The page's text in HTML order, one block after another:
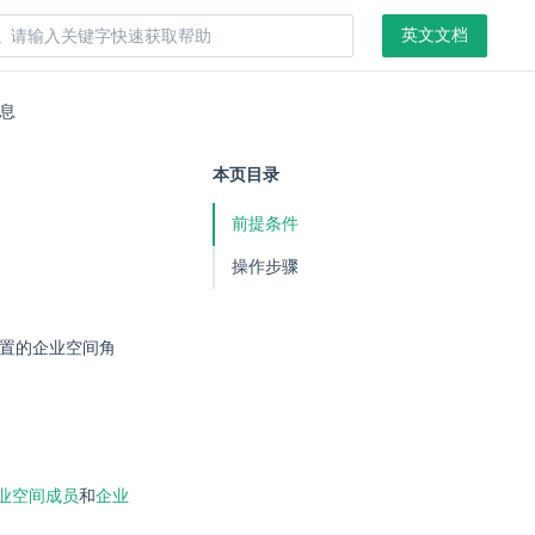
英文文档
的企业空间角
空间成员和企业
本页目录
前提条件
操作步骤